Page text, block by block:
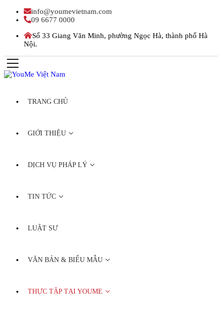
info@youmevietnam.com
09 6677 0000
Số 33 Giang Văn Minh, phường Ngọc Hà, thành phố Hà
Nội.
TRANG CHỦ
GIỚI THIỆU
DỊCH VỤ PHÁP LÝ
TIN TỨC
LUẬT SƯ
VĂN BẢN & BIỂU MẪU
THỰC TẬP TẠI YOUME